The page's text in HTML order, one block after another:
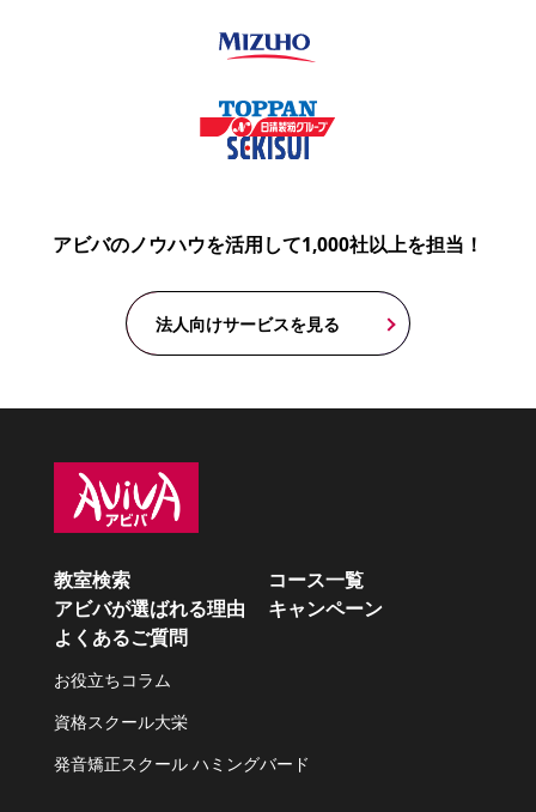
アビバのノウハウを活用して1,000社以上を担当！
法人向けサービスを見る
教室検索
コース一覧
アビバが選ばれる理由
キャンペーン
よくあるご質問
お役立ちコラム
資格スクール大栄
発音矯正スクール ハミングバード